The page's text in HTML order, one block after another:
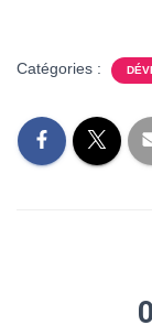
Catégories :